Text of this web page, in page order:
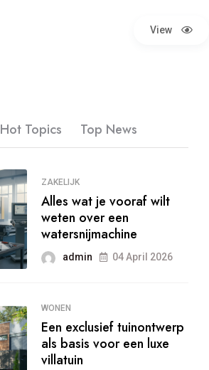
View
Hot Topics Top News
ZAKELIJK
Alles wat je vooraf wilt
weten over een
watersnijmachine
admin 04 April 2026
WONEN
Een exclusief tuinontwerp
als basis voor een luxe
villatuin